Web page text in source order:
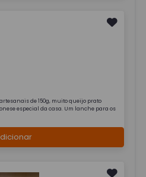
de 150g, muito queijo prato
especial da casa. Um lanche para os